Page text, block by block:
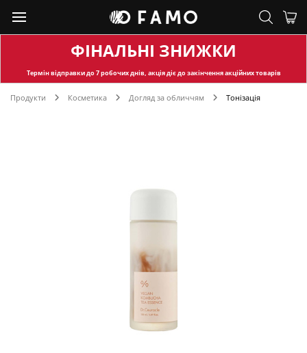
ФІНАЛЬНІ ЗНИЖКИ
Термін відправкидо 7 робочих днів, акція діє до закінчення акційних товарів
Продукти Косметика Догляд за обличчям Тонізація